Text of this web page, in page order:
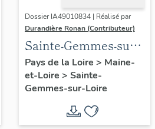
Dossier IA49010834 | Réalisé par
Durandière Ronan (Contributeur)
Sainte-Gemmes-sur-
Loire : présentation
de la commune
Pays de la Loire > Maine-
et-Loire > Sainte-
Gemmes-sur-Loire